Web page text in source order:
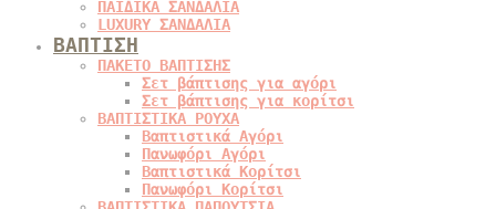
ΠΑΙΔΙΚΑ ΣΑΝΔΑΛΙΑ
LUXURY ΣΑΝΔΑΛΙΑ
ΒΑΠΤΙΣΗ
ΠΑΚΕΤΟ ΒΑΠΤΙΣΗΣ
Σετ βάπτισης για αγόρι
Σετ βάπτισης για κορίτσι
ΒΑΠΤΙΣΤΙΚΑ ΡΟΥΧΑ
Βαπτιστικά Αγόρι
Πανωφόρι Αγόρι
Βαπτιστικά Κορίτσι
Πανωφόρι Κορίτσι